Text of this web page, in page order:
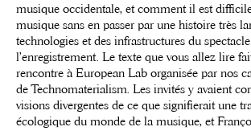
musique occidentale, et comment il est
musique sans en passer par une histoire très
technologies et des infrastructures du
l’enregistrement. Le texte que vous allez lire
rencontre à European Lab organisée par nos
de Technomaterialism. Les invités y avaient
visions divergentes de ce que signifierait une
écologique du monde de la musique, et